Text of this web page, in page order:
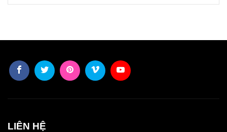
LIÊN HỆ